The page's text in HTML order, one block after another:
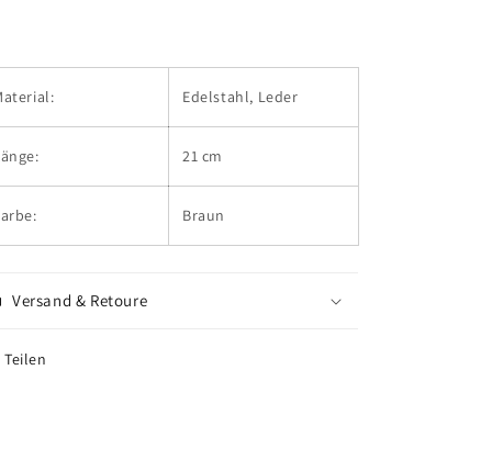
Edelstahl, Leder
21 cm
Braun
Versand & Retoure
Teilen